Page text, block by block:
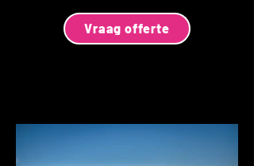
Vraag offerte